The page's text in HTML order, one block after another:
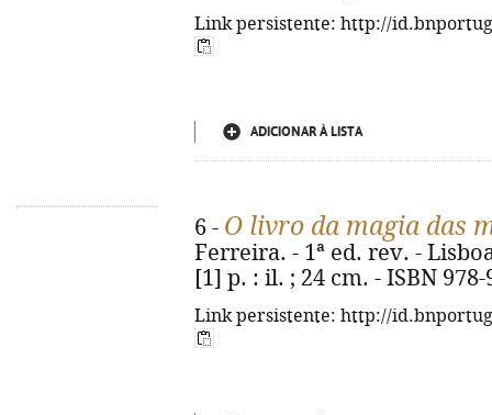
Link persistente: http://
ADICIONAR À LISTA
6 - O livro da magia das
Ferreira. - 1ª ed. rev. -
[1] p. : il. ; 24 cm. - ISBN 978-
Link persistente: http://